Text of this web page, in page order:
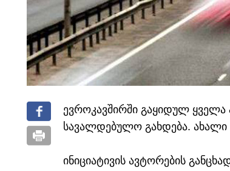
ევროკავშირში გაყიდულ
სავალდებულო გახდება. ახალი
ინიციატივის ავტორების